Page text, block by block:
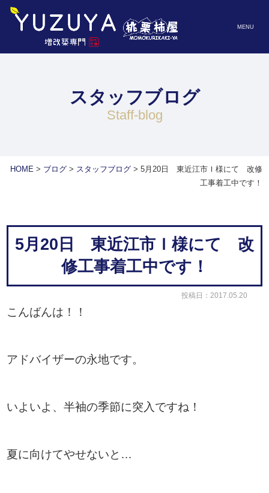
MENU
スタッフブログ
staff-blog
HOME> ブログ> スタッフブログ> 5月20日 東近江市Ｉ様にて 改修
工事着工中です！
5月20日 東近江市Ｉ様にて 改
修工事着工中です！
投稿日：2017.05.20
こんばんは！！
アドバイザーの永地です。
いよいよ、半袖の季節に突入ですね！
夏に向けてやせないと…